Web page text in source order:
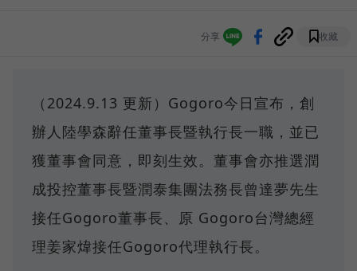
分享 收藏
（2024.9.13 更新）Gogoro今日宣布，創
辦人陸學森辭任董事長暨執行長一職，並已
獲董事會同意，即刻生效。董事會亦推選潤
成投控董事長暨潤泰集團法務長曾達夢先生
接任Gogoro董事長、原 Gogoro台灣總經
理姜家煒接任Gogoro代理執行長。